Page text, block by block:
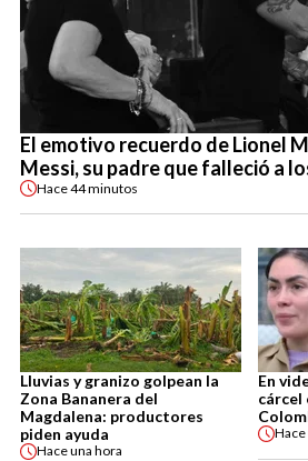
El emotivo recuerdo de Lionel
Messi, su padre que falleció a
Hace44 minutos
Lluvias y granizo golpean la
Zona Bananera del
Magdalena: productores
piden ayuda
Haceuna hora
En
cárcel
Hace